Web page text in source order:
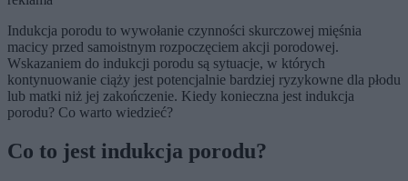
Indukcja porodu to wywołanie czynności skurczowej mięśnia
macicy przed samoistnym rozpoczęciem akcji porodowej.
Wskazaniem do indukcji porodu są sytuacje, w których
kontynuowanie ciąży jest potencjalnie bardziej ryzykowne dla płodu
lub matki niż jej zakończenie. Kiedy konieczna jest indukcja
porodu? Co warto wiedzieć?
Co to jest indukcja porodu?